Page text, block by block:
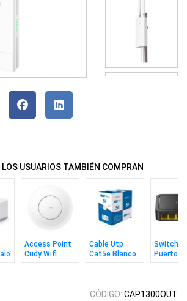
USUARIOS TAMBIÉN COMPRAN
Access Point
Cudy Wifi
Ac1200 Con
Cable Utp
Cat5e Blanco
305m MPT
Switch
Puertos
10/
CÓDIGO: CAP1300OUT